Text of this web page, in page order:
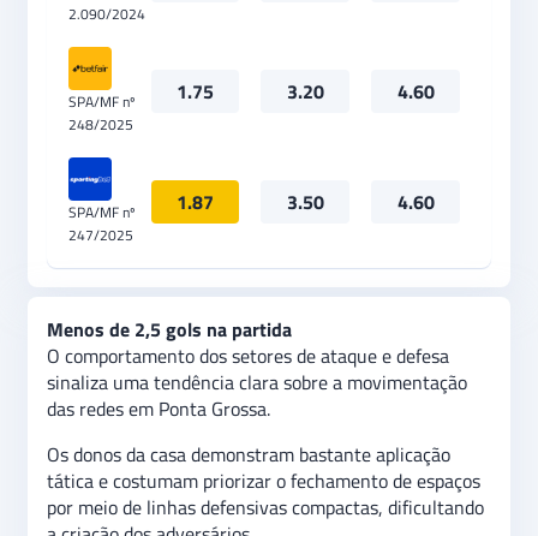
2.090/2024
SPA/MF nº
248/2025
1.75 3.20 4.60
SPA/MF nº
247/2025
1.87 3.50 4.60
Menos de 2,5 gols na partida
O comportamento dos setores de ataque e defesa
sinaliza uma tendência clara sobre a movimentação
das redes em Ponta Grossa.
Os donos da casa demonstram bastante aplicação
tática e costumam priorizar o fechamento de espaços
por meio de linhas defensivas compactas, dificultando